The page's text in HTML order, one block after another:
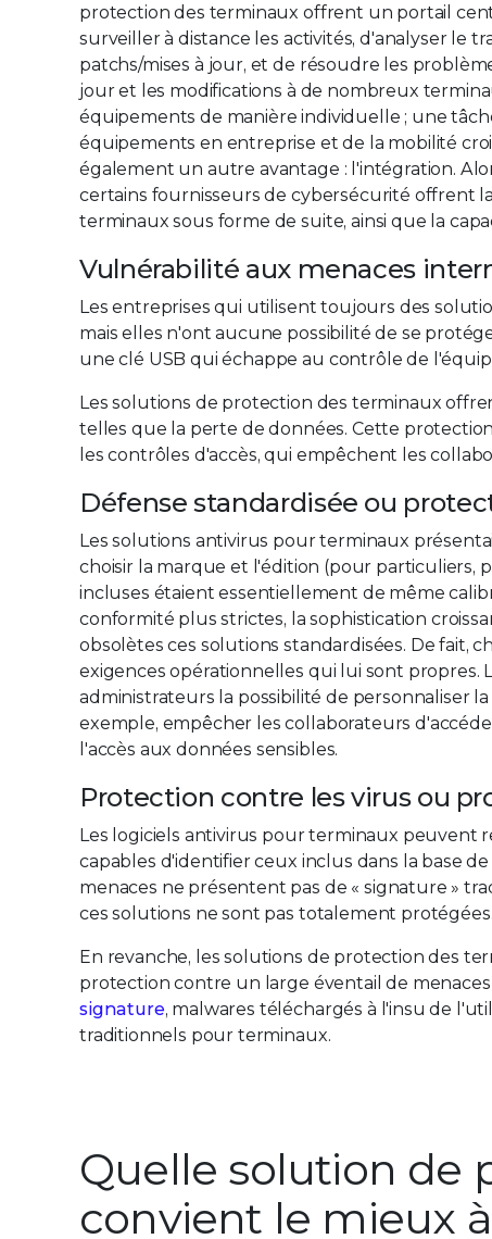
protection des terminaux offrent un portail
surveiller à distance les activités, d'analyser le
patchs/mises à jour, et de résoudre les
jour et les modifications à de nombreux
équipements de manière individuelle ; une
équipements en entreprise et de la mobilité
également un autre avantage : l'intégration.
certains fournisseurs de cybersécurité offrent
terminaux sous forme de suite, ainsi que la
Vulnérabilité aux menaces
Les entreprises qui utilisent toujours des
mais elles n'ont aucune possibilité de se
une clé USB qui échappe au contrôle de
Les solutions de protection des terminaux
telles que la perte de données. Cette
les contrôles d'accès, qui empêchent les
Défense standardisée ou
Les solutions antivirus pour terminaux
choisir la marque et l'édition (pour particuliers,
incluses étaient essentiellement de même
conformité plus strictes, la sophistication
obsolètes ces solutions standardisées. De fait,
exigences opérationnelles qui lui sont
administrateurs la possibilité de personnaliser
exemple, empêcher les collaborateurs
l'accès aux données sensibles.
Protection contre les virus ou
Les logiciels antivirus pour terminaux peuvent
capables d'identifier ceux inclus dans la base
menaces ne présentent pas de « signature »
ces solutions ne sont pas totalement protégées.
En revanche, les solutions de protection des
protection contre un large éventail de
signature, malwares téléchargés à l'insu de
traditionnels pour terminaux.
Quelle solution de
convient le mieux